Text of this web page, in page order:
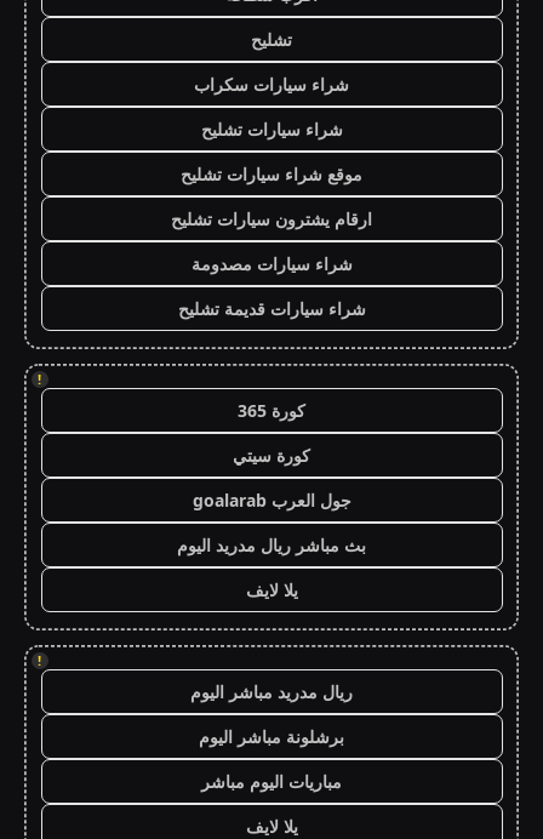
تشليح
شراء سيارات سكراب
شراء سيارات تشليح
موقع شراء سيارات تشليح
ارقام يشترون سيارات تشليح
شراء سيارات مصدومة
شراء سيارات قديمة تشليح
!
كورة 365
كورة سيتي
جول العرب goalarab
بث مباشر ريال مدريد اليوم
يلا لايف
!
ريال مدريد مباشر اليوم
برشلونة مباشر اليوم
مباريات اليوم مباشر
يلا لايف